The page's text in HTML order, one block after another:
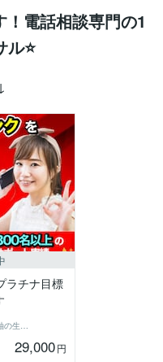
！電話相談専門の1
ル⭐
ラチナ目標
29,000円